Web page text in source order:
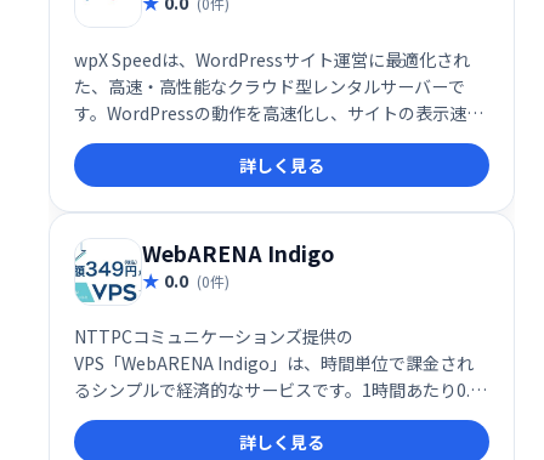
wpX Speedは、WordPressサイト運営に最適化され
た、高速・高性能なクラウド型レンタルサーバーで
す。WordPressの動作を高速化し、サイトの表示速度
を劇的に向上させます。安定した環境で快適なWebサ
イト運営を実現し、SEO対策にも貢献します。
詳しく見る
WebARENA Indigo
0.0 (0件)
NTTPCコミュニケーションズ提供の
VPS「WebARENA Indigo」は、時間単位で課金され
るシンプルで経済的なサービスです。1時間あたり0.55
円（税込）〜、月額上限349円（税込）と低価格で利
用でき、手軽にVPS環境を構築できます。
詳しく見る